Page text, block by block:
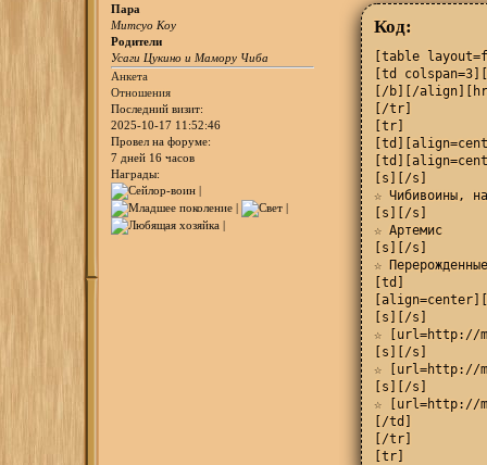
Пара
Митсуо Коу
Родители
Усаги Цукино и Мамору Чиба
Анкета
Отношения
Последний визит:
2025-10-17 11:52:46
Провел на форуме:
7 дней 16 часов
Награды:
Код:
[table
[td
[/b][/
[/tr]
[tr]
[s][/s]
☆ Чибивоины,
[s][/s]
☆ Артемис
[s][/s]
☆
[td]
[s][/s]
☆ [url=http://
[s][/s]
☆ [url=http://
[s][/s]
☆ [url=http://
[/td]
[/tr]
[tr]